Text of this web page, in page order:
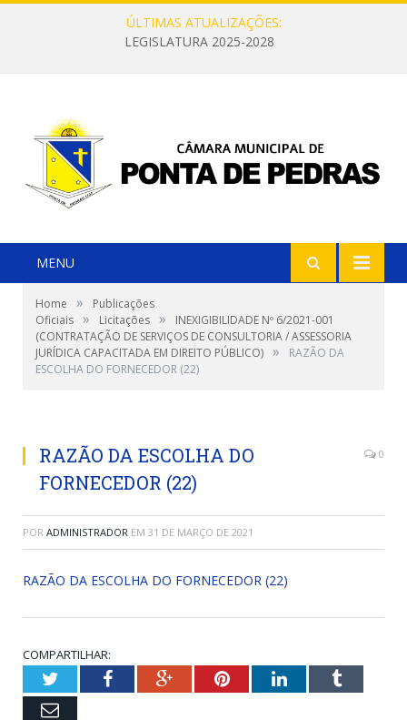
ÚLTIMAS ATUALIZAÇÕES:
LEGISLATURA 2025-2028
MENU
Home »
Publicações
Oficiais » Licitações »
INEXIGIBILIDADE Nº 6/2021-001
(CONTRATAÇÃO DE SERVIÇOS DE CONSULTORIA / ASSESSORIA
JURÍDICA CAPACITADA EM DIREITO PÚBLICO) »
RAZÃO DA
ESCOLHA DO FORNECEDOR (22)
RAZÃO DA ESCOLHA DO
FORNECEDOR (22)
0
POR ADMINISTRADOR EM 31 DE MARÇO DE 2021
RAZÃO DA ESCOLHA DO FORNECEDOR (22)
COMPARTILHAR:
TwitterFacebookGoogle+PinterestLinkedInTumblr
Email